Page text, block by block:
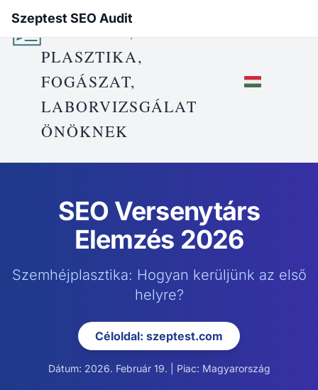
EGÉSZSÉG,
PLASZTIKA,
FOGÁSZAT,
LABORVIZSGÁLAT
ÖNÖKNEK
SEO Versenytárs
Elemzés 2026
Szemhéjplasztika: Hogyan kerüljünk az első
helyre?
Céloldal: szeptest.com
Dátum: 2026. Február 19. | Piac: Magyarország
Szeptest SEO Audit